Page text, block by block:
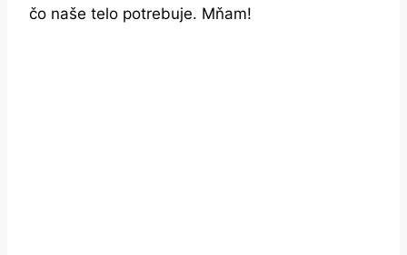
čo naše telo potrebuje. Mňam!